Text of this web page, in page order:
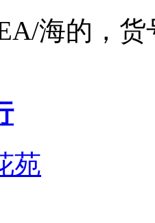
海的，货
苑